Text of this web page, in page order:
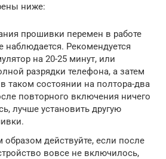
ниже:
прошивки перемен в работе
наблюдается. Рекомендуется
на 20-25 минут, или
разрядки телефона, а затем
таком состоянии на полтора-два
повторного включения ничего
лучше установить другую
действуйте, если после
вовсе не включилось,